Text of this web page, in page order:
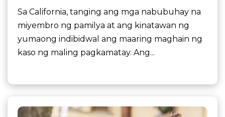
Sa California, tanging ang mga nabubuhay na
miyembro ng pamilya at ang kinatawan ng
yumaong indibidwal ang maaring maghain ng
kaso ng maling pagkamatay. Ang...